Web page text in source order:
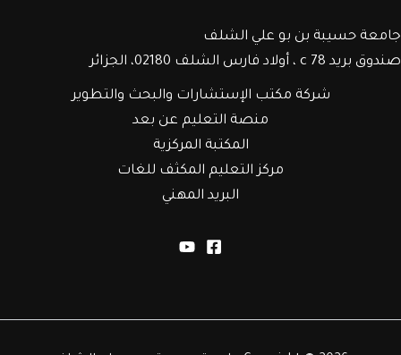
جامعة حسيبة بن بو علي الشلف
صندوق بريد c 78 ، أولاد فارس الشلف 02180، الجزائر
شركة مكتب الإستشارات والبحث والتطوير
منصة التعليم عن بعد
المكتبة المركزية
مركز التعليم المكثف للغات
البريد المهني